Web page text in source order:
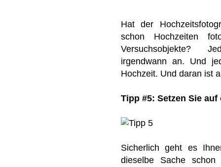
Hat der
schon Hochzeiten
Versuchsobjekte?
irgendwann an. Und
Hochzeit. Und daran ist
Tipp #5: Setzen Sie
Sicherlich geht es
dieselbe Sache